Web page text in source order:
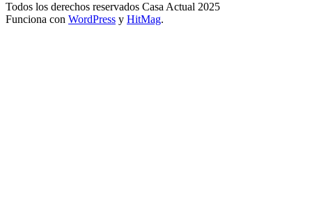
Todos los derechos reservados Casa Actual 2025
Funciona con WordPress y HitMag.